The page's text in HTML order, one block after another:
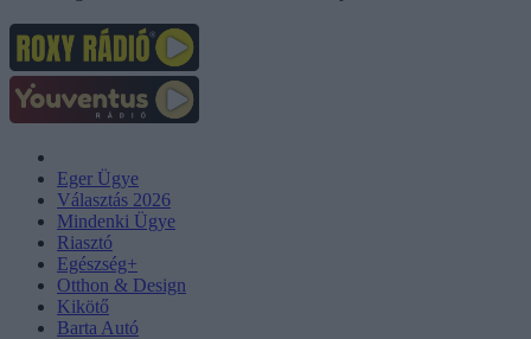
Eger Ügye
Választás 2026
Mindenki Ügye
Riasztó
Egészség+
Otthon & Design
Kikötő
Barta Autó